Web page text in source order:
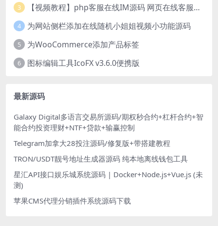
3 【视频教程】php客服在线IM源码 网页在线客服软件代码
4 为网站侧栏添加在线随机小姐姐视频小功能源码
5 为WooCommerce添加产品标签
6 图标编辑工具IcoFX v3.6.0便携版
最新源码
Galaxy Digital多语言交易所源码/期权秒合约+杠杆合约+智
能合约投资理财+NTF+贷款+输赢控制
Telegram加拿大28投注源码/修复版+带搭建教程
TRON/USDT靓号地址生成器源码 纯本地离线钱包工具
星汇API接口娱乐城系统源码 | Docker+Node.js+Vue.js (未
测)
苹果CMS代理分销插件系统源码下载